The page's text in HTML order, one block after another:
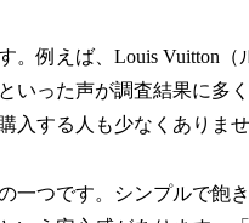
。例えば、Louis Vuitton
いった声が調査結果に多
入する人も少なくありませ
一つです。シンプルで飽